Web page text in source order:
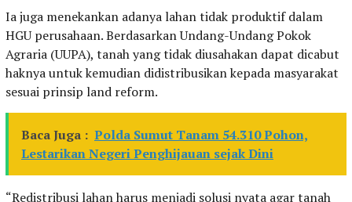
Ia juga menekankan adanya lahan tidak produktif dalam
HGU perusahaan. Berdasarkan Undang-Undang Pokok
Agraria (UUPA), tanah yang tidak diusahakan dapat dicabut
haknya untuk kemudian didistribusikan kepada masyarakat
sesuai prinsip land reform.
Baca Juga : Polda Sumut Tanam 54.310 Pohon,
Lestarikan Negeri Penghijauan sejak Dini
“Redistribusi lahan harus menjadi solusi nyata agar tanah